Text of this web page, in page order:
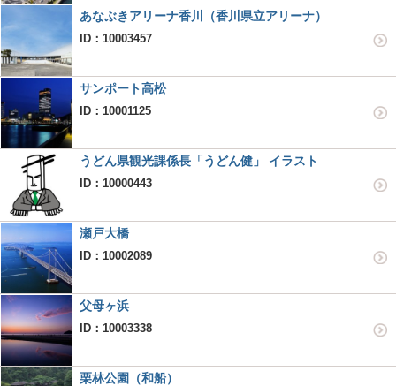
あなぶきアリーナ香川（香川県立アリーナ）
ID：10003457
サンポート高松
ID：10001125
うどん県観光課係長「うどん健」 イラスト
ID：10000443
瀬戸大橋
ID：10002089
父母ヶ浜
ID：10003338
栗林公園（和船）